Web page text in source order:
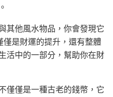
其他風水物品，你會發現它
是財運的提升，還有整體
活中的一部分，幫助你在財
僅僅是一種古老的錢幣，它